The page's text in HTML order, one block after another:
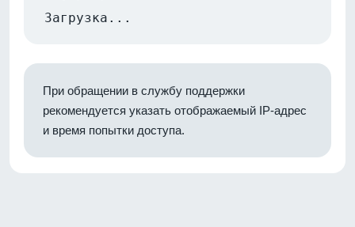
Загрузка...
При обращении в службу поддержки
рекомендуется указать отображаемый IP-адрес
и время попытки доступа.